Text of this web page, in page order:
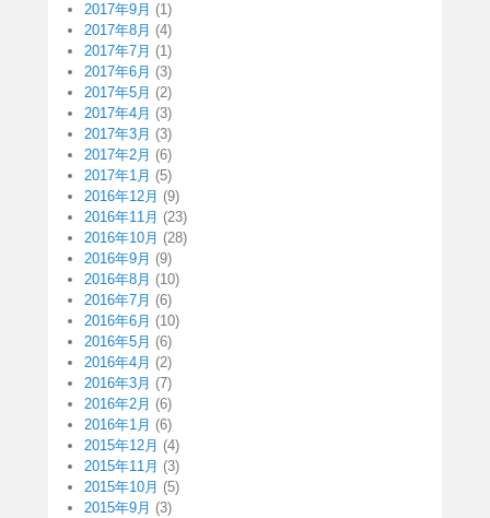
2017年9月 (1)
2017年8月 (4)
2017年7月 (1)
2017年6月 (3)
2017年5月 (2)
2017年4月 (3)
2017年3月 (3)
2017年2月 (6)
2017年1月 (5)
2016年12月 (9)
2016年11月 (23)
2016年10月 (28)
2016年9月 (9)
2016年8月 (10)
2016年7月 (6)
2016年6月 (10)
2016年5月 (6)
2016年4月 (2)
2016年3月 (7)
2016年2月 (6)
2016年1月 (6)
2015年12月 (4)
2015年11月 (3)
2015年10月 (5)
2015年9月 (3)